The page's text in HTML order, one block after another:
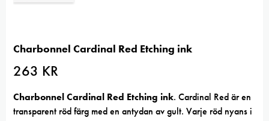
Charbonnel Cardinal Red Etching ink
263 KR
Charbonnel Cardinal Red Etching ink. Cardinal Red är en
transparent röd färg med en antydan av gult. Varje röd nyans i